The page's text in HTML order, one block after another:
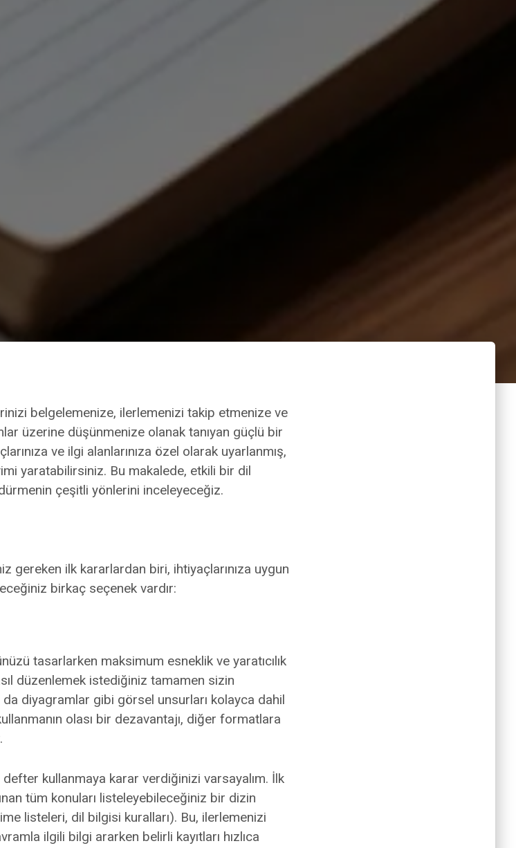
belgelemenize, ilerlemenizi takip etmenize ve
üzerine düşünmenize olanak tanıyan güçlü bir
ve ilgi alanlarınıza özel olarak uyarlanmış,
yaratabilirsiniz. Bu makalede, etkili bir dil
çeşitli yönlerini inceleyeceğiz.
gereken ilk kararlardan biri, ihtiyaçlarınıza uygun
birkaç seçenek vardır:
tasarlarken maksimum esneklik ve yaratıcılık
düzenlemek istediğiniz tamamen sizin
diyagramlar gibi görsel unsurları kolayca dahil
olası bir dezavantajı, diğer formatlara
kullanmaya karar verdiğinizi varsayalım. İlk
tüm konuları listeleyebileceğiniz bir dizin
listeleri, dil bilgisi kuralları). Bu, ilerlemenizi
ilgili bilgi ararken belirli kayıtları hızlıca